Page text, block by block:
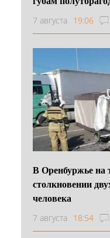
7 августа 19:06
В Оренбуржье на
столкновении
человека
7 августа 18:54